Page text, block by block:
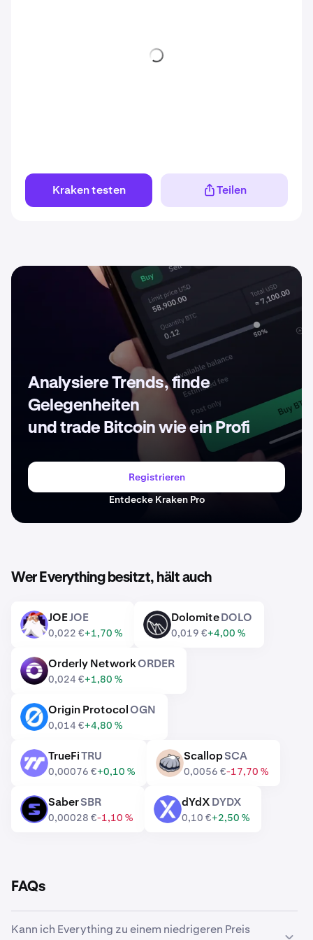
Kraken testen Teilen
Analysiere Trends, finde
Gelegenheiten
und trade Bitcoin wie ein Profi
Registrieren
Entdecke Kraken Pro
Wer Everything besitzt, hält auch
JOE JOEJOE
0,022 €+1,70 %
DOLO DolomiteDOLO
0,019 €+4,00 %
ORDER Orderly NetworkORDER
0,024 €+1,80 %
OGN Origin ProtocolOGN
0,014 €+4,80 %
TRU TrueFiTRU
0,00076 €+0,10 %
SCA ScallopSCA
0,0056 €-17,70 %
SBR SaberSBR
0,00028 €-1,10 %
DYDX dYdXDYDX
0,10 €+2,50 %
FAQs
Kann ich Everything zu einem niedrigeren Preis